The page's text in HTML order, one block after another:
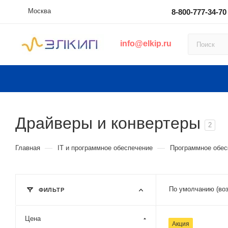
Москва 8-800-777-34-70
info@elkip.ru
Драйверы и конвертеры 2
Главная — IT и программное обеспечение — Программное
По умолчанию
Акция
Совместимые
ФИЛЬТР
Цена